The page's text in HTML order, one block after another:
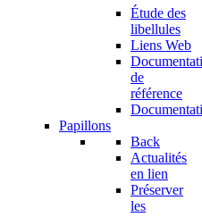
Étude des
libellules
Liens Web
de
référence
Papillons
Back
Actualités
en lien
Préserver
les